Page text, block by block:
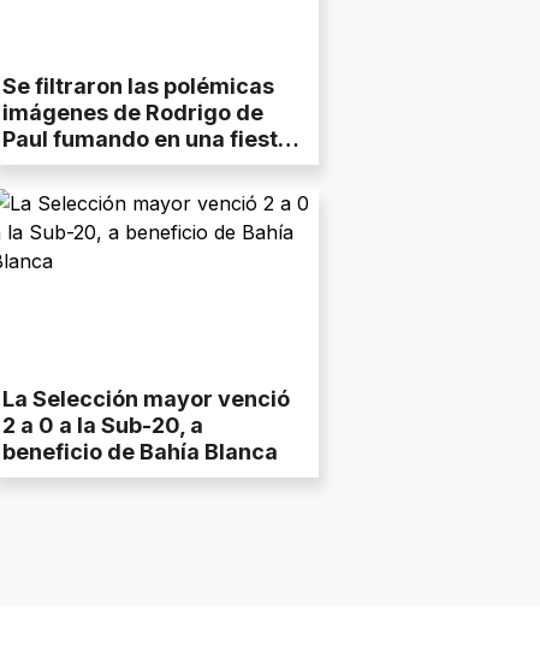
Se filtraron las polémicas
imágenes de Rodrigo de
Paul fumando en una fiesta
en Madrid
La Selección mayor venció
2 a 0 a la Sub-20, a
beneficio de Bahía Blanca